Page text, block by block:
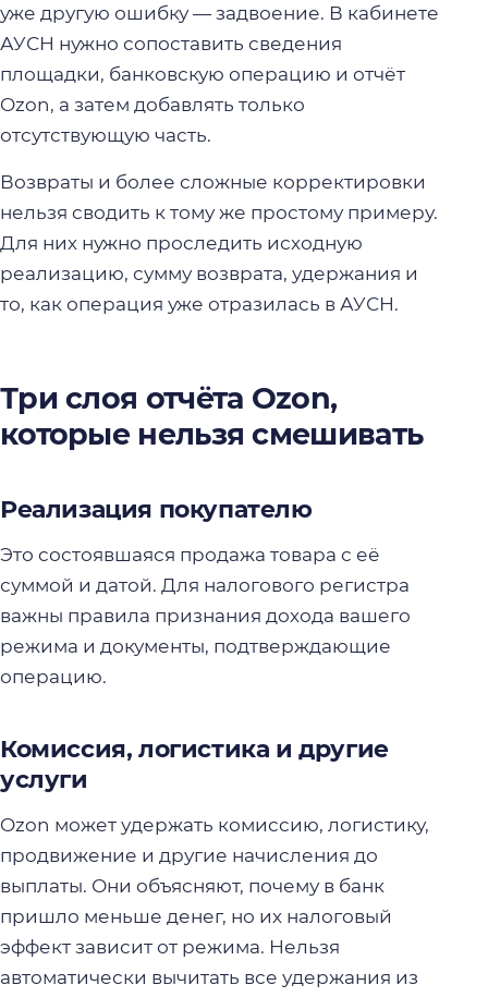
уже другую ошибку — задвоение. В кабинете
АУСН нужно сопоставить сведения
площадки, банковскую операцию и отчёт
Ozon, а затем добавлять только
отсутствующую часть.
Возвраты и более сложные корректировки
нельзя сводить к тому же простому примеру.
Для них нужно проследить исходную
реализацию, сумму возврата, удержания и
то, как операция уже отразилась в АУСН.
Три слоя отчёта Ozon,
которые нельзя смешивать
Реализация покупателю
Это состоявшаяся продажа товара с её
суммой и датой. Для налогового регистра
важны правила признания дохода вашего
режима и документы, подтверждающие
операцию.
Комиссия, логистика и другие
услуги
Ozon может удержать комиссию, логистику,
продвижение и другие начисления до
выплаты. Они объясняют, почему в банк
пришло меньше денег, но их налоговый
эффект зависит от режима. Нельзя
автоматически вычитать все удержания из